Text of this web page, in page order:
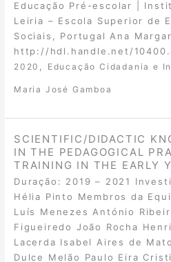
Educação Pré-escolar |
Leiria – Escola Superior de
Sociais, Portugal Ana
http://hdl.handle.net/
2020 Educação Cidadania e
Maria José Gamboa
SCIENTIFIC/DIDACTIC
IN THE PEDAGOGICAL
TRAINING IN THE EARLY
Duração: 2019 – 2021
Hélia Pinto Membros da
Luís Menezes António
Figueiredo João Rocha
Lacerda Isabel Aires de
Dulce Melão Paulo Eira